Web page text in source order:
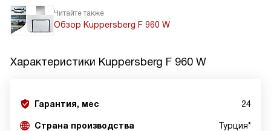
Читайте также
Обзор Kuppersberg F 960 W
Характеристики Kuppersberg F 960 W
Гарантия, мес 24
Страна производства Турция*